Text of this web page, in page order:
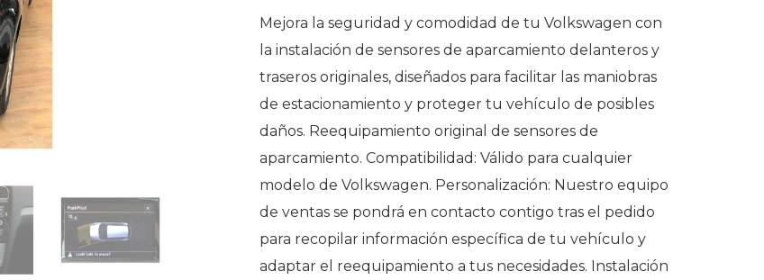
Mejora la seguridad y comodidad de tu Volkswagen con
la instalación de sensores de aparcamiento delanteros y
traseros originales, diseñados para facilitar las maniobras
de estacionamiento y proteger tu vehículo de posibles
daños. Reequipamiento original de sensores de
aparcamiento. Compatibilidad: Válido para cualquier
modelo de Volkswagen. Personalización: Nuestro equipo
de ventas se pondrá en contacto contigo tras el pedido
para recopilar información específica de tu vehículo y
adaptar el reequipamiento a tus necesidades. Instalación